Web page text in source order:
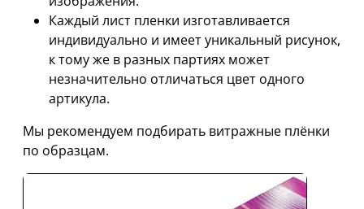
Каждый лист пленки изготавливается
индивидуально и имеет уникальный рисунок,
к тому же в разных партиях может
незначительно отличаться цвет одного
артикула.
Мы рекомендуем подбирать витражные плёнки
по образцам.